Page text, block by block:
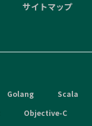
サイトマップ
Golang
Scala
Objective-C